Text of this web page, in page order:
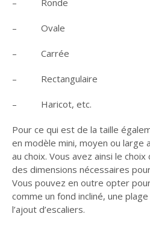
– Ronde
– Ovale
– Carrée
– Rectangulaire
– Haricot, etc.
Pour ce qui est de la taille
en modèle mini, moyen ou large
au choix. Vous avez ainsi le
des dimensions nécessaires
Vous pouvez en outre opter
comme un fond incliné, une
l’ajout d’escaliers.